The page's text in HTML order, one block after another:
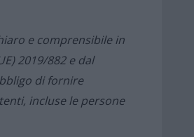
e comprensibile in
2019/882 e dal
di fornire
incluse le persone